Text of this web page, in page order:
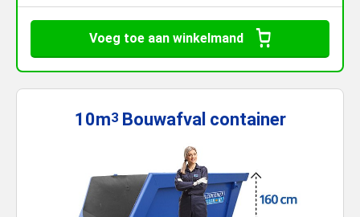
Voeg toe aan winkelmand
10m3 Bouwafval container